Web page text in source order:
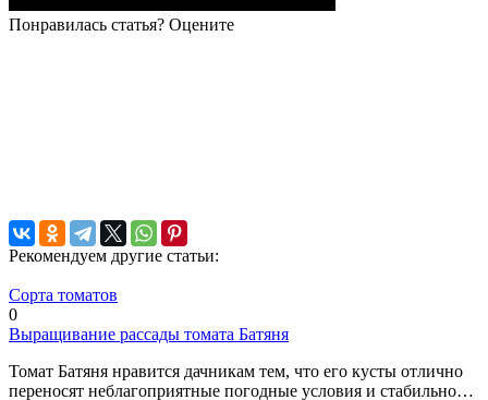
Понравилась статья? Оцените
Рекомендуем другие статьи:
Сорта томатов
0
Выращивание рассады томата Батяня
Томат Батяня нравится дачникам тем, что его кусты отлично
переносят неблагоприятные погодные условия и стабильно…